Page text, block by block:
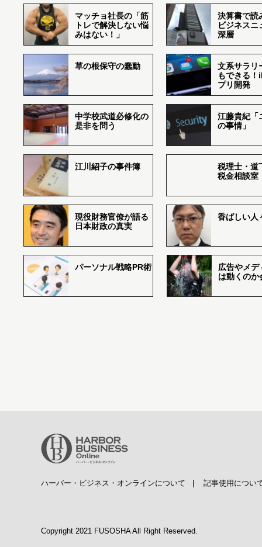
マッチョ社長の「筋
トレで解決しない悩
みはない！」
決算書で読
ビジネスニ
深層
草の根保守の蠢動
文系サラリ
もできる
プリ開発
中学校武道必修化の
是非を問う
江藤貴紀「
の事情」
江川紹子の事件簿
税理士・道
税金相談室
現役財務官僚が語る
日本財政の真実
香ばしい
パーソナル戦略PR術
広告やメデ
は動くのか
ハーバー・ビジネス・オンラインについて 記事使用につい
Copyright 2021 FUSOSHA All Right Reserved.